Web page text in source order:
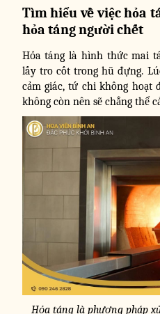
Tìm hiểu về việc hỏa
hỏa táng người chết
Hỏa táng là hình thức mai
lấy tro cốt trong hũ đựng.
cảm giác, tứ chi không hoạt
không còn nên sẽ chẳng thể
Hỏa táng là phương pháp